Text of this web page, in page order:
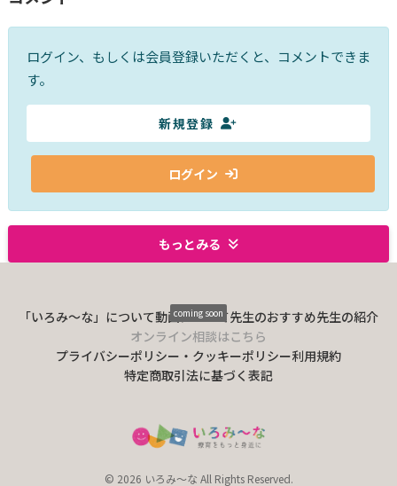
ログイン、もしくは会員登録いただくと、コメントできま
す。
新規登録
ログイン
もっとみる
「いろみ〜な」について動画について先生のおすすめ先生の紹介
オンライン相談はこちら
coming soon
プライバシーポリシー・クッキーポリシー利用規約
特定商取引法に基づく表記
© 2026 いろみ～な All Rights Reserved.